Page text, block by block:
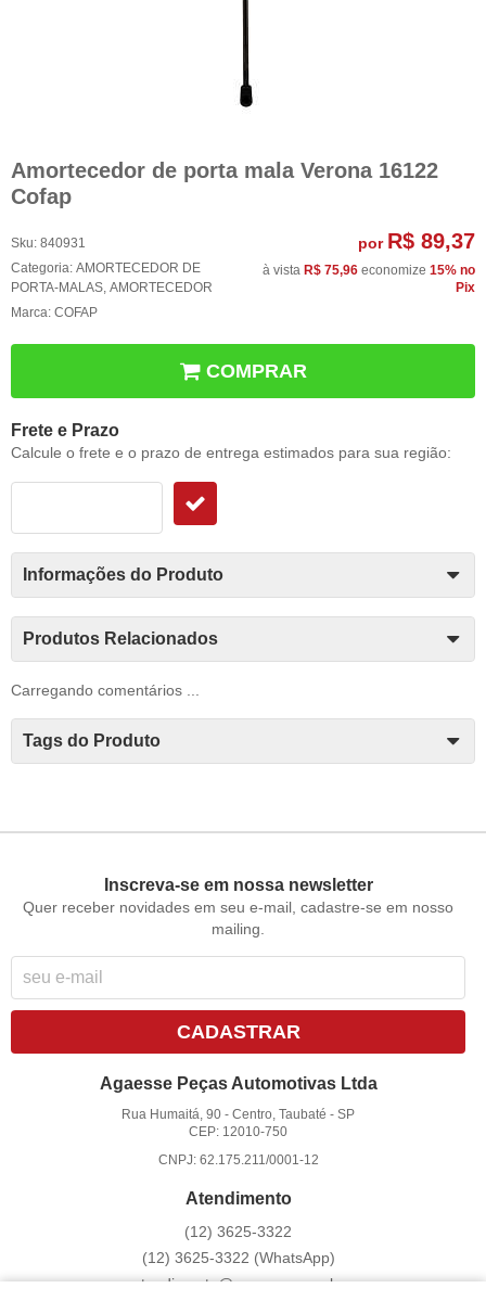
Amortecedor de porta mala Verona 16122
Cofap
Sku: 840931
Categoria: AMORTECEDOR DE
PORTA-MALAS, AMORTECEDOR
Marca: COFAP
por R$ 89,37
à vista R$ 75,96 economize 15% no
Pix
COMPRAR
Frete e Prazo
Calcule o frete e o prazo de entrega estimados para sua região:
Informações do Produto
Produtos Relacionados
Carregando comentários ...
Tags do Produto
Inscreva-se em nossa newsletter
Quer receber novidades em seu e-mail, cadastre-se em nosso
mailing.
CADASTRAR
Agaesse Peças Automotivas Ltda
Rua Humaitá, 90 -Centro, Taubaté -SP
CEP: 12010-750
CNPJ: 62.175.211/0001-12
Atendimento
(12) 3625-3322
(12) 3625-3322 (WhatsApp)
atendimento@agaesse.com.br